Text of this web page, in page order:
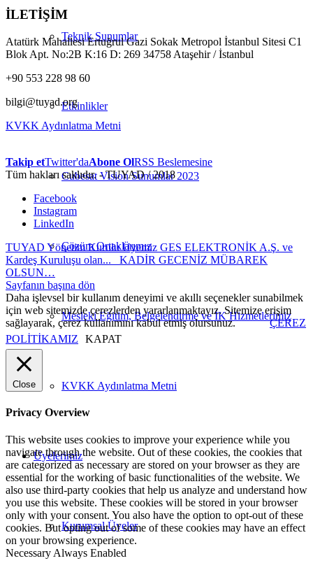
Teknik Sunumlar
Etkinlikler
Cubesat Vision Sunumlar 2023
Çözüm Ortaklarımız
Mesleki Eğitim, Belgelendirme ve İK Hizmetlerimiz
KVKK Aydınlatma Metni
Üyelerimiz
Kurumsal Üyeler
İLETİŞİM
Atatürk Mahallesi Ertuğrul Gazi Sokak Metropol İstanbul Sitesi C1
Blok Apt. No:2B K:16 D: 269 34758 Ataşehir / İstanbul
+90 553 228 98 60
bilgi@tuyad.org
KVKK Aydınlatma Metni
Takip etTwitter'daAbone OlRSS Beslemesine
Tüm hakları saklıdır. - TUYAD / 2018
Facebook
Instagram
LinkedIn
TUYAD Yönetim Kurulu Üyemiz GES ELEKTRONİK A.Ş. ve
Kardeş Kuruluşu olan...
KADİR GECENİZ MÜBAREK
OLSUN…
Sayfanın başına dön
Daha işlevsel bir kullanım deneyimi ve akıllı seçenekler sunabilmek
için web sitemizde çerezlerden yararlanmaktayız. Sitemize erişim
sağlayarak, çerez kullanımını kabul etmiş olursunuz.
ÇEREZ
POLİTİKAMIZ
KAPAT
Close
Privacy Overview
This website uses cookies to improve your experience while you
navigate through the website. Out of these cookies, the cookies that
are categorized as necessary are stored on your browser as they are
essential for the working of basic functionalities of the website. We
also use third-party cookies that help us analyze and understand how
you use this website. These cookies will be stored in your browser
only with your consent. You also have the option to opt-out of these
cookies. But opting out of some of these cookies may have an effect
on your browsing experience.
Necessary Always Enabled